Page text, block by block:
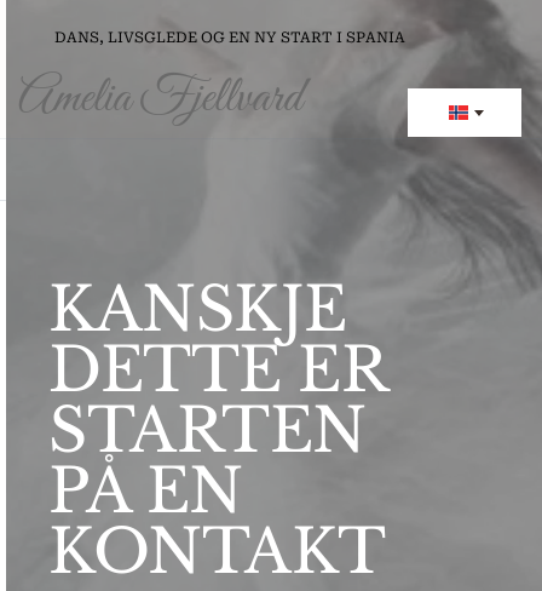
          DANS, LIVSGLEDE OG EN NY START I SPANIA
Amelia Fjellvard
KANSKJE
DETTE ER
STARTEN
PÅ EN
KONTAKT